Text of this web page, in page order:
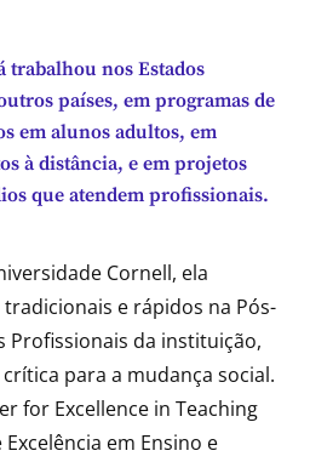
trabalhou nos Estados
países, em programas de
em alunos adultos, em
à distância, e em projetos
que atendem profissionais.
Cornell, ela
e rápidos na Pós-
Profissionais da instituição,
para a mudança social.
for Excellence in Teaching
em Ensino e